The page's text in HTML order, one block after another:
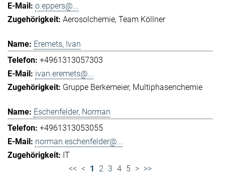
o.eppers@...
Aerosolchemie Team Köllner
Eremets, Ivan
+4961313057303
ivan.eremets@...
Gruppe Berkemeier Multiphasenchemie
Eschenfelder, Norman
+4961313053055
norman.eschenfelder@...
IT
<< < 1 2 3 4 5 > >>